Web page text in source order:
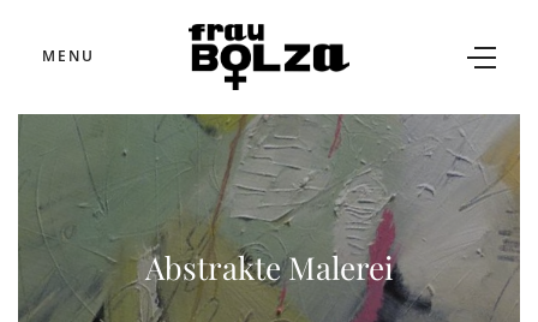
MENU
Abstrakte Malerei